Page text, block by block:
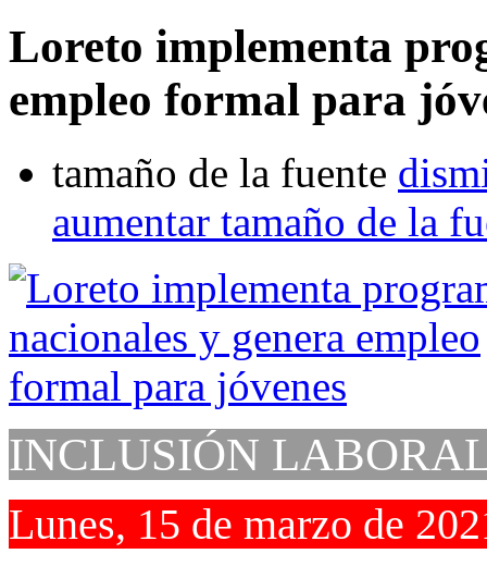
Loreto implementa
empleo formal para
tamaño de la fuente
aumentar tamaño de la
INCLUSIÓN
Lunes, 15 de marzo de